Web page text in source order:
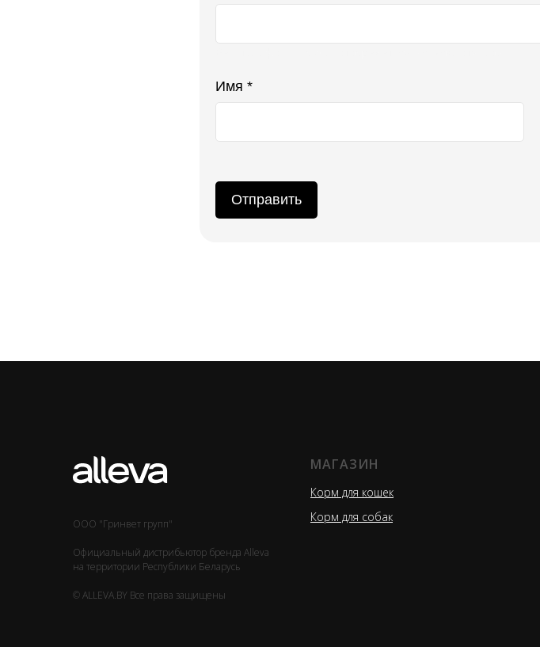
Имя *
Отправить
ООО "Гринвет групп"
Официальный дистрибьютор бренда Alleva
на территории Республики Беларусь
© ALLEVA.BY Все права защищены
МАГАЗИН
Корм для кошек
Корм для собак